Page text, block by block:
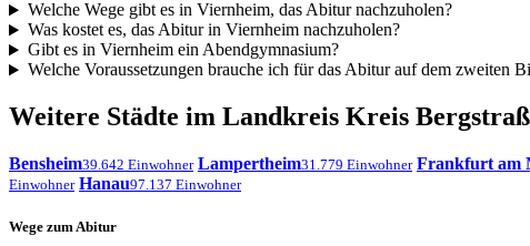
Welche Wege gibt es in Viernheim, das Abitur nachzuholen?
Was kostet es, das Abitur in Viernheim nachzuholen?
Gibt es in Viernheim ein Abendgymnasium?
Welche Voraussetzungen brauche ich für das Abitur auf dem zweiten
Weitere Städte im Landkreis Kreis
Bensheim39.642 Einwohner Lampertheim31.779 Einwohner Frankfurt am
Einwohner Hanau97.137 Einwohner
Wege zum Abitur